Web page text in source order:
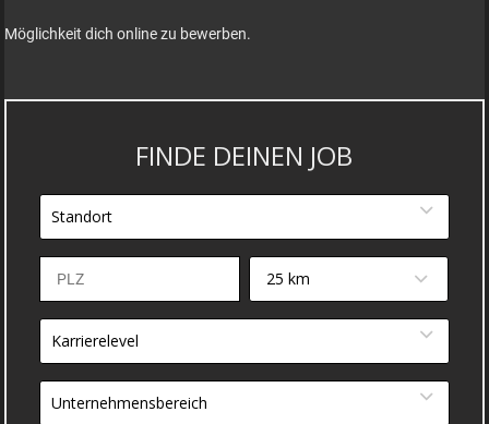
Möglichkeit dich online zu bewerben.
FINDE DEINEN JOB
Standort
25 km
Karrierelevel
Unternehmensbereich